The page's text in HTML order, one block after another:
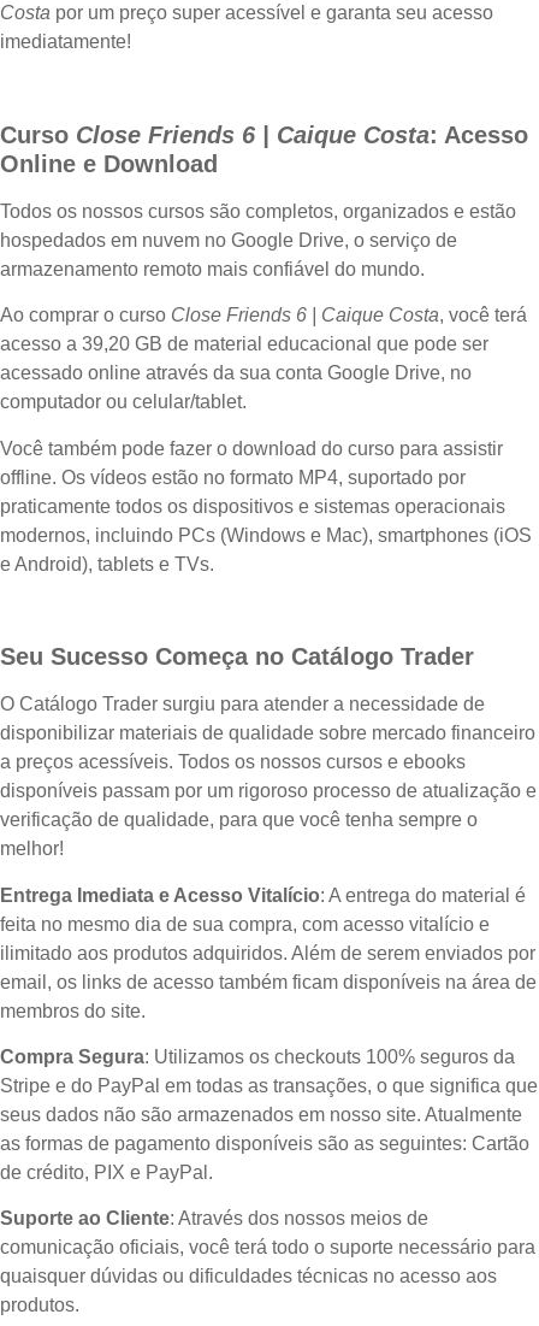
Costa por um preço super acessível e garanta seu acesso
imediatamente!
Curso Close Friends 6 | Caique Costa: Acesso
Online e Download
Todos os nossos cursos são completos, organizados e estão
hospedados em nuvem no Google Drive, o serviço de
armazenamento remoto mais confiável do mundo.
Ao comprar o curso Close Friends 6 | Caique Costa, você terá
acesso a 39,20 GB de material educacional que pode ser
acessado online através da sua conta Google Drive, no
computador ou celular/tablet.
Você também pode fazer o download do curso para assistir
offline. Os vídeos estão no formato MP4, suportado por
praticamente todos os dispositivos e sistemas operacionais
modernos, incluindo PCs (Windows e Mac), smartphones (iOS
e Android), tablets e TVs.
Seu Sucesso Começa no Catálogo Trader
O Catálogo Trader surgiu para atender a necessidade de
disponibilizar materiais de qualidade sobre mercado financeiro
a preços acessíveis. Todos os nossos cursos e ebooks
disponíveis passam por um rigoroso processo de atualização e
verificação de qualidade, para que você tenha sempre o
melhor!
Entrega Imediata e Acesso Vitalício: A entrega do material é
feita no mesmo dia de sua compra, com acesso vitalício e
ilimitado aos produtos adquiridos. Além de serem enviados por
email, os links de acesso também ficam disponíveis na área de
membros do site.
Compra Segura: Utilizamos os checkouts 100% seguros da
Stripe e do PayPal em todas as transações, o que significa que
seus dados não são armazenados em nosso site. Atualmente
as formas de pagamento disponíveis são as seguintes: Cartão
de crédito, PIX e PayPal.
Suporte ao Cliente: Através dos nossos meios de
comunicação oficiais, você terá todo o suporte necessário para
quaisquer dúvidas ou dificuldades técnicas no acesso aos
produtos.